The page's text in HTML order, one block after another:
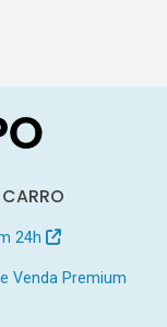
CARRO
24h
Venda Premium